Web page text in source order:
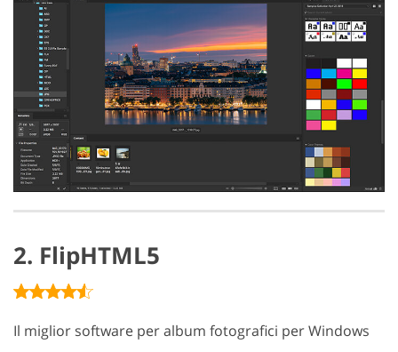
2. FlipHTML5
Il miglior software per album fotografici per Windows